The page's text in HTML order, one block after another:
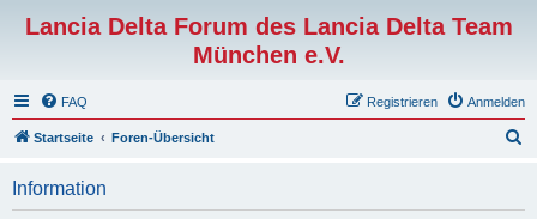
Lancia Delta Forum des Lancia Delta Team
München e.V.
FAQ Anmelden
Registrieren
Startseite Foren-Übersicht
Information